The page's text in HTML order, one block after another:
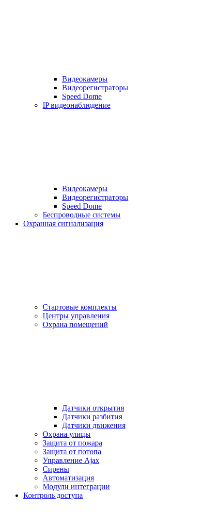
Видеокамеры
Видеорегистраторы
Speed Dome
IP видеонаблюдение
Видеокамеры
Видеорегистраторы
Speed Dome
Беспроводные системы
Охранная сигнализация
Стартовые комплекты
Центры управления
Охрана помещений
Датчики открытия
Датчики разбития
Датчики движения
Охрана улицы
Защита от пожара
Защита от потопа
Управление Ajax
Сирены
Автоматизация
Модули интеграции
Контроль доступа